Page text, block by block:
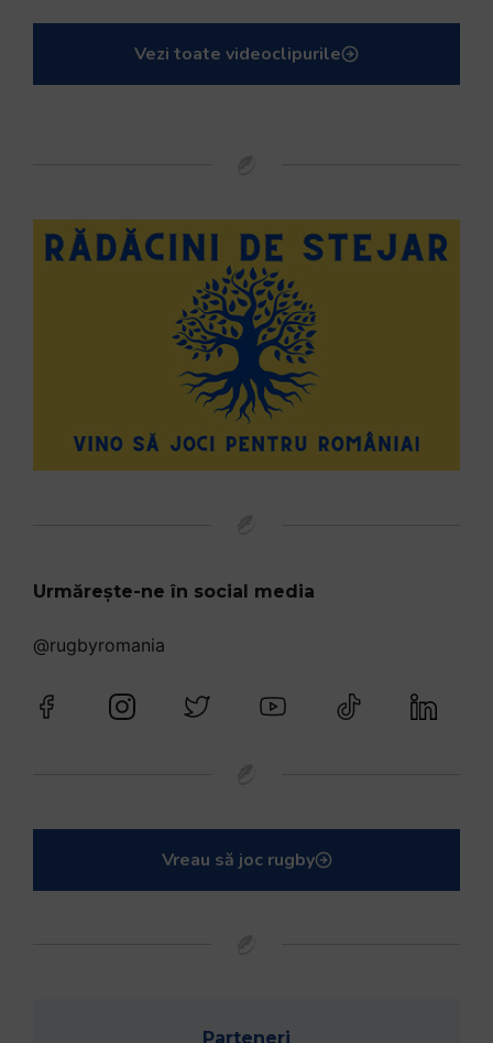
Vezi toate videoclipurile
Urmărește-ne în social media
@rugbyromania
Vreau să joc rugby
Parteneri